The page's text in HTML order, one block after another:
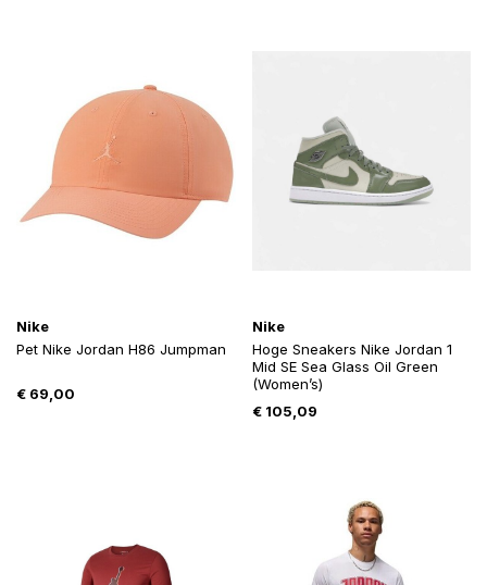
Nike
Pet Nike Jordan H86 Jumpman
€ 69,00
Nike
Hoge Sneakers Nike Jordan 1
Mid SE Sea Glass Oil Green
(Women’s)
€105,09